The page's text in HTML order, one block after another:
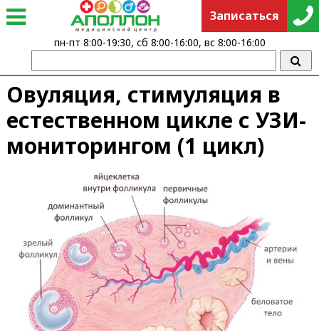
Овуляция, стимуляция в
естественном цикле с УЗИ-
мониторингом (1 цикл)
Записаться
пн-пт 8:00-19:30, сб 8:00-16:00, вс 8:00-16:00